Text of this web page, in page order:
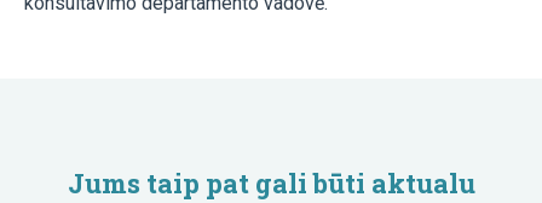
Jums taip pat gali būti aktualu